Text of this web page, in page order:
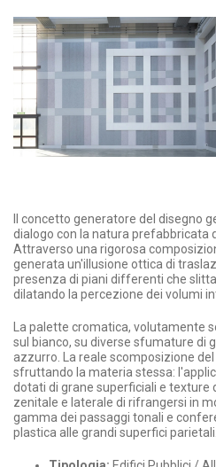
Il concetto generatore del disegno
dialogo con la natura prefabbricata
Attraverso una rigorosa
generata un'illusione ottica di
presenza di piani differenti che
dilatando la percezione dei volumi
La palette cromatica, volutamente
sul bianco, su diverse sfumature di
azzurro. La reale scomposizione
sfruttando la materia stessa:
dotati di grane superficiali e
zenitale e laterale di rifrangersi in
gamma dei passaggi tonali e
plastica alle grandi superfici parietali.